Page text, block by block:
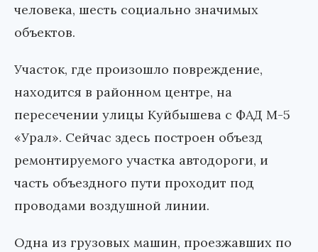
человека, шесть социально значимых
объектов.
Участок, где произошло повреждение,
находится в районном центре, на
пересечении улицы Куйбышева с ФАД М-5
«Урал». Сейчас здесь построен объезд
ремонтируемого участка автодороги, и
часть объездного пути проходит под
проводами воздушной линии.
Одна из грузовых машин, проезжавших по